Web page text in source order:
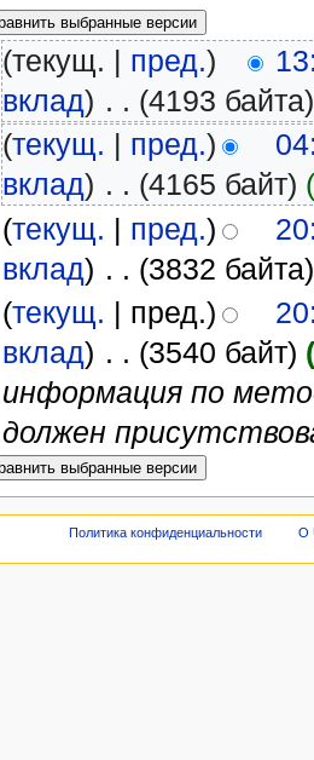
(текущ. | пред.)
вклад) . . (4193 байта)
(текущ. | пред.)
вклад) . . (4165 байт)
(текущ. | пред.)
вклад) . . (3832 байта)
(текущ. | пред.)
вклад) . . (3540 байт)
информация по
должен
Политика конфиденциальности О